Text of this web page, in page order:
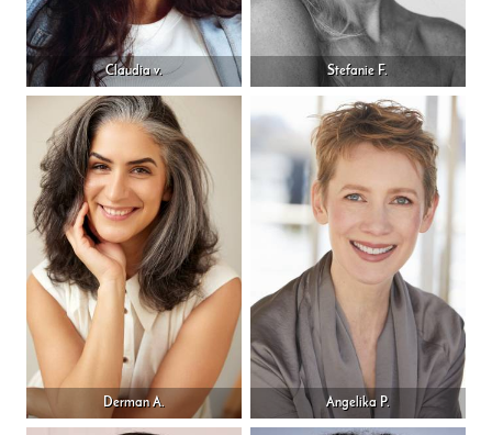
Claudia v. Stefanie F.
Derman A. Angelika P.